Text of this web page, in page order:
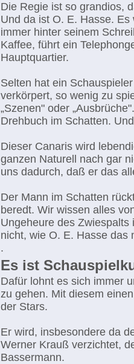
Die Regie ist so grandios,
Und da ist O. E. Hasse.
immer hinter seinem
Kaffee, führt ein
Hauptquartier.
Selten hat ein
verkörpert, so wenig zu
„Szenen" oder
Drehbuch im Schatten.
Dieser Canaris wird
ganzen Naturell nach gar
uns dadurch, daß er das
Der Mann im Schatten
beredt. Wir wissen alles
Ungeheure des
nicht, wie O. E. Hasse das
.
Es ist
Dafür lohnt es sich immer
zu gehen. Mit diesem
der Stars.
Er wird, insbesondere da
Werner Krauß verzichtet,
Bassermann.